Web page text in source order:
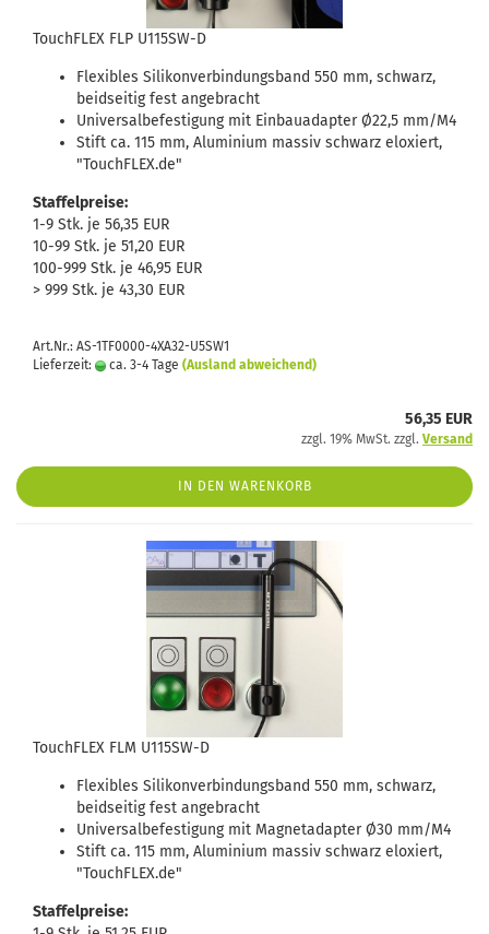
TouchFLEX FLP U115SW-D
Flexibles Silikonverbindungsband 550 mm, schwarz,
beidseitig fest angebracht
Universalbefestigung mit Einbauadapter Ø22,5 mm/M4
Stift ca. 115 mm, Aluminium massiv schwarz eloxiert,
"TouchFLEX.de"
Staffelpreise:
1-9 Stk. je 56,35 EUR
10-99 Stk. je 51,20 EUR
100-999 Stk. je 46,95 EUR
> 999 Stk. je 43,30 EUR
Art.Nr.: AS-1TF0000-4XA32-U5SW1
Lieferzeit:
ca. 3-4 Tage (Ausland abweichend)
56,35 EUR
zzgl. 19% MwSt. zzgl. Versand
IN DEN WARENKORB
TouchFLEX FLM U115SW-D
Flexibles Silikonverbindungsband 550 mm, schwarz,
beidseitig fest angebracht
Universalbefestigung mit Magnetadapter Ø30 mm/M4
Stift ca. 115 mm, Aluminium massiv schwarz eloxiert,
"TouchFLEX.de"
Staffelpreise: